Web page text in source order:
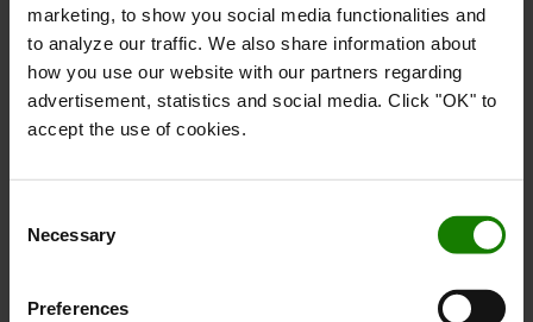
marketing, to show you social media functionalities and
to analyze our traffic. We also share information about
how you use our website with our partners regarding
advertisement, statistics and social media. Click "OK" to
accept the use of cookies.
Selection
Necessary
Preferences
En rummelig og behagelig kabine med et
ergonomisk joystick som gør gaffelfunktionerne
særligt nemme at bruge. Den elektriske
speederpedal og den kombinerede
bremse-/koblingspedal sikre at føreren opnår
af førerhuset og understøtter den optimerede,